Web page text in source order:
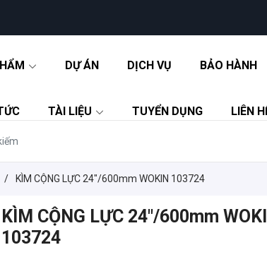
DỰ ÁN DỊCH VỤ BẢO HÀNH
TÀI LIỆU TUYỂN DỤNG LIÊN
/ KÌM CỘNG LỰC 24"/600mm WOKIN 103724
KÌM CỘNG LỰC 24"/600mm
103724